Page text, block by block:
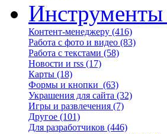
Инструменты
Контент-менеджеру (416)
Работа с фото и видео (83)
Работа с текстами (58)
Новости и rss (17)
Карты (18)
Формы и кнопки (63)
Украшения для сайта (32)
Игры и развлечения (7)
Другое (101)
Для разработчиков (446)